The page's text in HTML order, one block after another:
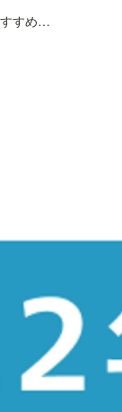
【2022年版】採用/面接におすすめの日程調整ツール5選